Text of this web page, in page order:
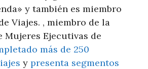
y también es miembro
Viajes. , miembro de la
Mujeres Ejecutivas de
más de 250
y presenta segmentos